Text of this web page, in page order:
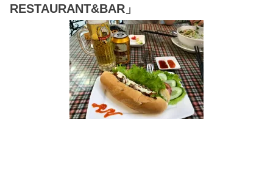
RESTAURANT&BAR」